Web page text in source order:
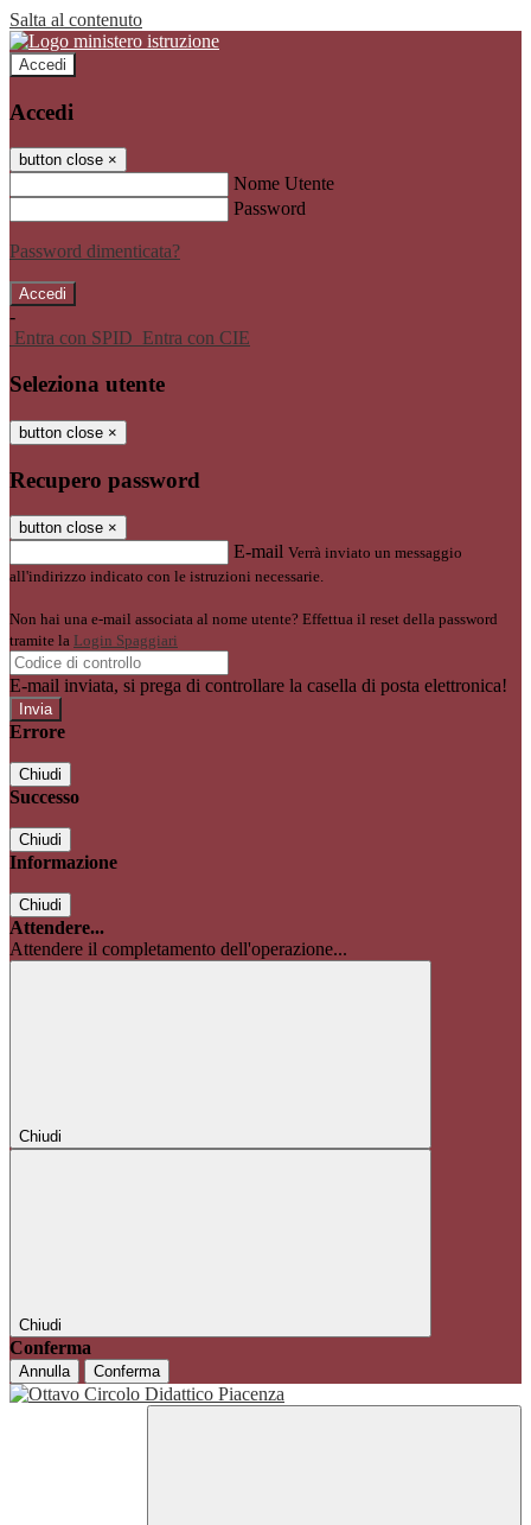
Salta al contenuto
Accedi
Accedi
button close ×
Nome Utente
Password
Password dimenticata?
-
Entra con SPID Entra con CIE
Seleziona utente
button close ×
Recupero password
button close ×
E-mail Verrà inviato un messaggio
all'indirizzo indicato con le istruzioni necessarie.
Non hai una e-mail associata al nome utente? Effettua il reset della password
tramite la Login Spaggiari
E-mail inviata, si prega di controllare la casella di posta elettronica!
Errore
Chiudi
Successo
Chiudi
Informazione
Chiudi
Attendere...
Attendere il completamento dell'operazione...
Chiudi
Chiudi
Conferma
Annulla Conferma